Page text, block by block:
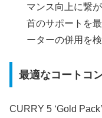
マンス向上に繋
首のサポートを
ーターの併用を
最適なコートコ
CURRY 5 ‘Gold